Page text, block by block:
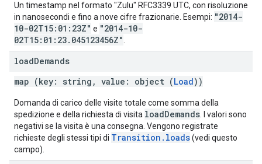
Un timestamp nel formato "Zulu" RFC3339 UTC, con risoluzione
in nanosecondi e fino a nove cifre frazionarie. Esempi: "2014-
10-02T15:01:23Z" e "2014-10-
02T15:01:23.045123456Z"
loadDemands
map (key: string, value: object (Load))
Domanda di carico delle visite totale come somma della
spedizione e della richiesta di visita loadDemands . I valori sono
negativi se la visita è una consegna. Vengono registrate
richieste degli stessi tipi di Transition.loads(vedi questo
campo).